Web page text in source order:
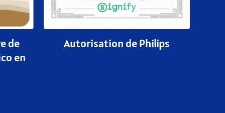
de
en
Autorisation de Philips